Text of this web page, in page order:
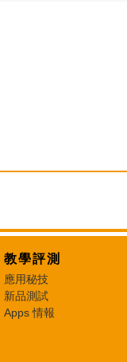
教學評測
應用秘技
新品測試
Apps 情報